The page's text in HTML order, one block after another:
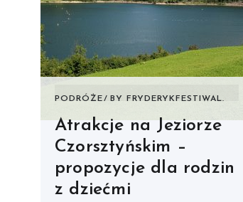
PODRÓŻE BY FRYDERYKFESTIWAL.
Atrakcje na Jeziorze
Czorsztyńskim –
propozycje dla rodzin
z dziećmi